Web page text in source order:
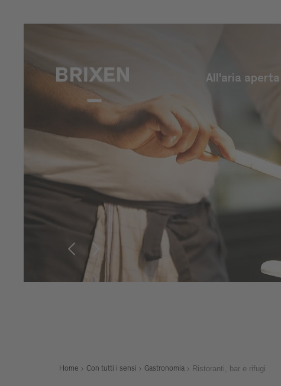
All'aria aperta
Home Con tutti i sensi Gastronomia Ristoranti, bar e rifugi